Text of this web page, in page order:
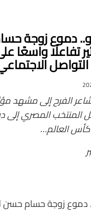
دموع زوجة
تفاعلًا واسعًا
الفرح إلى مشهد
المنتخب المصري إلى